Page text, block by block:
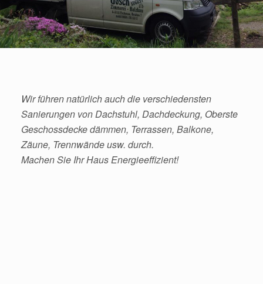
Wir führen natürlich auch die verschiedensten
Sanierungen von Dachstuhl, Dachdeckung, Oberste
Geschossdecke dämmen, Terrassen, Balkone,
Zäune, Trennwände usw. durch.
Machen Sie Ihr Haus Energieeffizient!